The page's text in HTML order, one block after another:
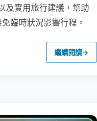
及實用旅行建議，幫助
臨時狀況影響行程。
繼續閱讀→